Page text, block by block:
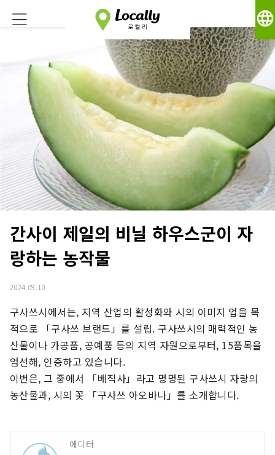
language
간사이 제일의 비닐 하우스군이 자
랑하는 농작물
2024.09.10
구사쓰시에서는, 지역 산업의 활성화와 시의 이미지 업을 목
적으로 「구사쓰 브랜드」를 설립. 구사쓰시의 매력적인 농
산물이나 가공품, 공예품 등의 지역 자원으로부터, 15품목을
엄선해, 인증하고 있습니다.
이번은, 그 중에서 「베직사」라고 명명된 구사쓰시 자랑의
농산물과, 시의 꽃 「구사쓰 아오바나」를 소개합니다.
에디터